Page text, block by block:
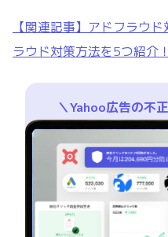
【関連記事】アドフラウ
ラウド対策方法を5つ紹介！
＼Yahoo広告の不